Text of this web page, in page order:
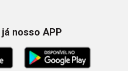
já nosso APP